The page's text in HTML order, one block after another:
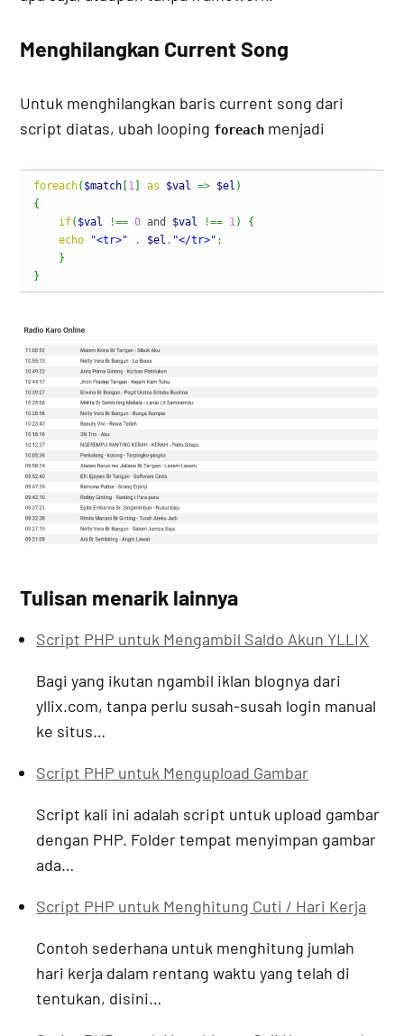
Menghilangkan Current Song
Untuk menghilangkan baris current song dari
script diatas, ubah looping foreach menjadi
foreach( $match 1 as $val => $el )
{
if( $val !== 0 and $val !== 1)
{
echo
"<tr>" . $el . "</tr>" ;
}
}
Tulisan menarik lainnya
Script PHP untuk Mengambil Saldo Akun YLLIX
Bagi yang ikutan ngambil iklan blognya dari
yllix.com, tanpa perlu susah-susah login manual
ke situs…
Script PHP untuk Mengupload Gambar
Script kali ini adalah script untuk upload gambar
dengan PHP. Folder tempat menyimpan gambar
ada…
Script PHP untuk Menghitung Cuti / Hari Kerja
Contoh sederhana untuk menghitung jumlah
hari kerja dalam rentang waktu yang telah di
tentukan, disini…